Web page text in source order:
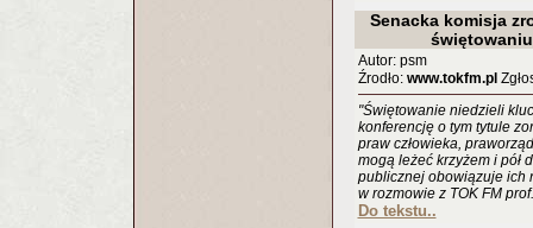
Senacka komisja
Autor: psm
Źrodło: www.tokfm.pl
"Świętowanie niedzieli
konferencję o tym tytule
praw człowieka,
mogą leżeć krzyżem i pół
publicznej obowiązuje ich
w rozmowie z TOK FM
Do tekstu..